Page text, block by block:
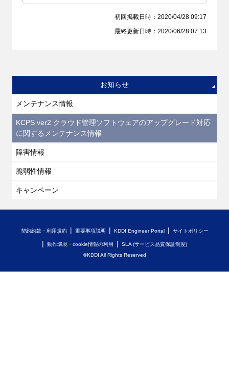
初回掲載日時：2020/04/28 09:17
最終更新日時：2020/06/28 07:13
お知らせ
メンテナンス情報
KCPS ver2 クラウド管理ソフトウェアのアップグレード対応
に関するメンテナンス情報
障害情報
脆弱性情報
キャンペーン
契約約款・利用規約 重要事項説明 KDDI Engineer Portal サイトポリシー
動作環境・cookie情報の利用
SLA (サービス品質保証制度)
©KDDI All Rights Reserved